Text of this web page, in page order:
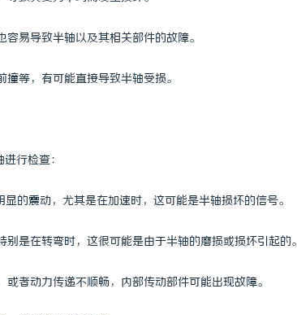
易导致半轴以及其相关部件的故障。
等，有可能直接导致半轴受损。
行检查：
的震动，尤其是在加速时，这可能是半轴损坏的信号。
是在转弯时，这很可能是由于半轴的磨损或损坏引起的。
者动力传递不顺畅，内部传动部件可能出现故障。